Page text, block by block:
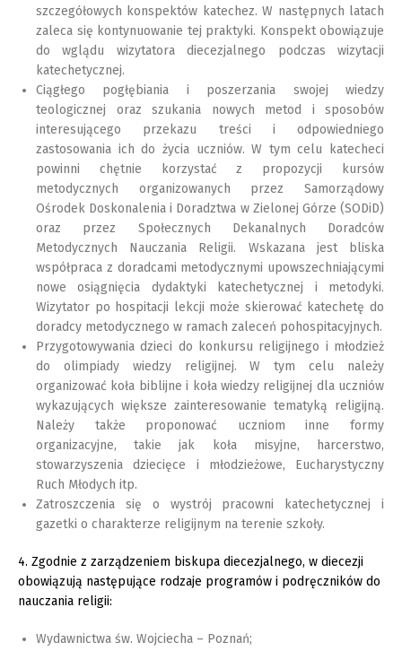
szczegółowych konspektów katechez. W następnych latach
zaleca się kontynuowanie tej praktyki. Konspekt obowiązuje
do wglądu wizytatora diecezjalnego podczas wizytacji
katechetycznej.
Ciągłego pogłębiania i poszerzania swojej wiedzy
teologicznej oraz szukania nowych metod i sposobów
interesującego przekazu treści i odpowiedniego
zastosowania ich do życia uczniów. W tym celu katecheci
powinni chętnie korzystać z propozycji kursów
metodycznych organizowanych przez Samorządowy
Ośrodek Doskonalenia i Doradztwa w Zielonej Górze (SODiD)
oraz przez Społecznych Dekanalnych Doradców
Metodycznych Nauczania Religii. Wskazana jest bliska
współpraca z doradcami metodycznymi upowszechniającymi
nowe osiągnięcia dydaktyki katechetycznej i metodyki.
Wizytator po hospitacji lekcji może skierować katechetę do
doradcy metodycznego w ramach zaleceń pohospitacyjnych.
Przygotowywania dzieci do konkursu religijnego i młodzież
do olimpiady wiedzy religijnej. W tym celu należy
organizować koła biblijne i koła wiedzy religijnej dla uczniów
wykazujących większe zainteresowanie tematyką religijną.
Należy także proponować uczniom inne formy
organizacyjne, takie jak koła misyjne, harcerstwo,
stowarzyszenia dziecięce i młodzieżowe, Eucharystyczny
Ruch Młodych itp.
Zatroszczenia się o wystrój pracowni katechetycznej i
gazetki o charakterze religijnym na terenie szkoły.
4. Zgodnie z zarządzeniem biskupa diecezjalnego, w diecezji
obowiązują następujące rodzaje programów i podręczników do
nauczania religii:
Wydawnictwa św. Wojciecha – Poznań;